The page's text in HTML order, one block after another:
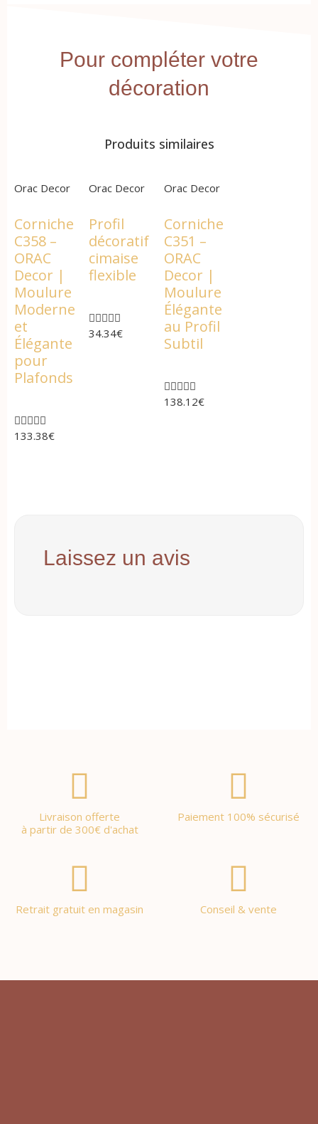
Pour compléter votre
décoration
Produits similaires
Orac Decor
Corniche
C358 –
ORAC
Decor |
Moulure
Moderne
et
Élégante
pour
Plafonds

133.38€
Orac Decor
Profil
décoratif
cimaise
flexible

34.34€
Orac Decor
Corniche
C351 –
ORAC
Decor |
Moulure
Élégante
au Profil
Subtil

138.12€
Laissez un avis
Livraison offerte
à partir de 300€ d'achat
Paiement 100% sécurisé
Retrait gratuit en magasin Conseil & vente